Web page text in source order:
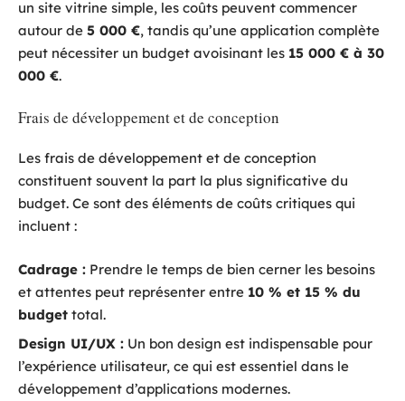
un site vitrine simple, les coûts peuvent commencer
autour de 5 000 €, tandis qu’une application complète
peut nécessiter un budget avoisinant les 15 000 € à 30
000 €.
Frais de développement et de conception
Les frais de développement et de conception
constituent souvent la part la plus significative du
budget. Ce sont des éléments de coûts critiques qui
incluent :
Cadrage : Prendre le temps de bien cerner les besoins
et attentes peut représenter entre 10 % et 15 % du
budget total.
Design UI/UX : Un bon design est indispensable pour
l’expérience utilisateur, ce qui est essentiel dans le
développement d’applications modernes.